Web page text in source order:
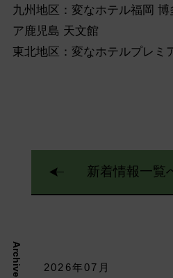
九州地区：変なホテル福岡 博
ア鹿児島 天文館
東北地区：変なホテルプレミ
新着情報一覧
Archive
2026年07月